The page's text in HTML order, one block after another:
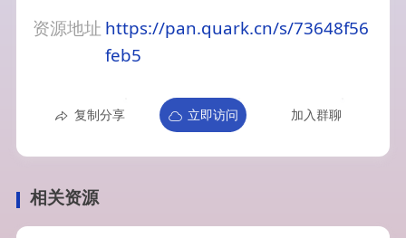
资源地址 https://pan.quark.cn/s/73648f56
feb5
复制分享 立即访问 加入群聊
相关资源